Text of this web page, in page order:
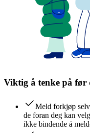
Viktig å tenke på
Meld forkjøp
de foran deg kan
ikke bindende å